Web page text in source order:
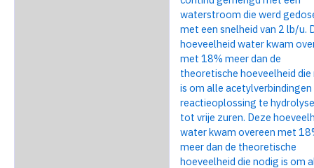
waterstroom die werd
met een snelheid van 2 lb/u.
hoeveelheid water kwam
met 18% meer dan de
theoretische hoeveelheid die
is om alle acetylverbindingen
reactieoplossing te
tot vrije zuren. Deze
water kwam overeen met
meer dan de theoretische
hoeveelheid die nodig is om